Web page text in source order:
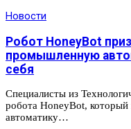
Новости
Робот HoneyBot
промышленную
себя
Специалисты из
робота HoneyBot,
автоматику…